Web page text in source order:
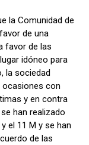
la Comunidad de
de una
favor de las
idóneo para
la sociedad
ocasiones con
y en contra
han realizado
el 11 M y se han
de las